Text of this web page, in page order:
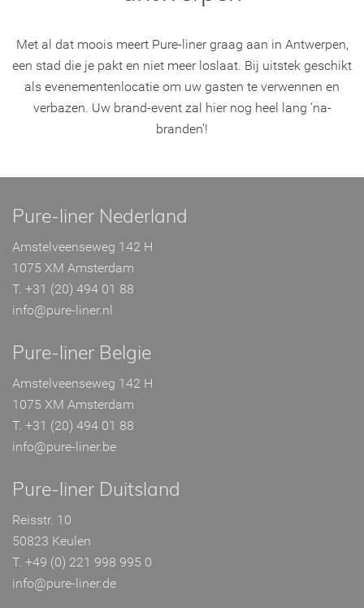
Met al dat moois meert Pure-liner graag aan in Antwerpen,
een stad die je pakt en niet meer loslaat. Bij uitstek geschikt
als evenementenlocatie om uw gasten te verwennen en
verbazen. Uw brand-event zal hier nog heel lang ‘na-
branden’!
Pure-liner Nederland
Amstelveenseweg 142 H
1075 XM Amsterdam
T. +31 (20) 494 01 88
info@pure-liner.nl
Pure-liner Belgie
Amstelveenseweg 142 H
1075 XM Amsterdam
T. +31 (20) 494 01 88
info@pure-liner.be
Pure-liner Duitsland
Reisstr. 10
50823 Keulen
T. +49 (0) 221 998 995 0
info@pure-liner.de